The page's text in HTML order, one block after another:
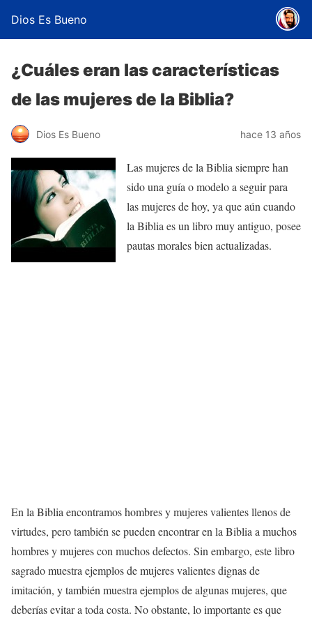
Dios Es Bueno
¿Cuáles eran las características
de las mujeres de la Biblia?
Dios Es Bueno hace 13 años
Las mujeres de la Biblia siempre han
sido una guía o modelo a seguir para
las mujeres de hoy, ya que aún cuando
la Biblia es un libro muy antiguo, posee
pautas morales bien actualizadas.
En la Biblia encontramos hombres y mujeres valientes llenos de
virtudes, pero también se pueden encontrar en la Biblia a muchos
hombres y mujeres con muchos defectos. Sin embargo, este libro
sagrado muestra ejemplos de mujeres valientes dignas de
imitación, y también muestra ejemplos de algunas mujeres, que
deberías evitar a toda costa. No obstante, lo importante es que